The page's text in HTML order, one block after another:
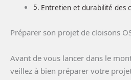
Entretien et durabilité des
Préparer son projet de cloisons
Avant de vous lancer dans le
veillez à bien préparer votre